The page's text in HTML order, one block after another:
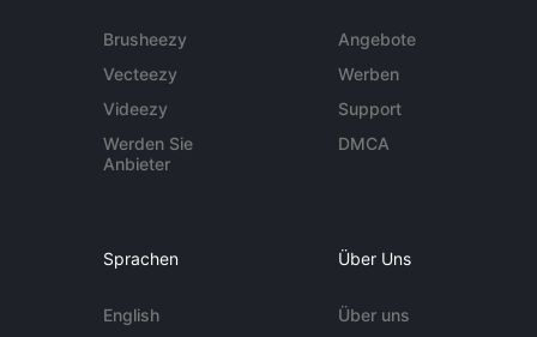
Brusheezy
Vecteezy
Videezy
Werden Sie
Anbieter
Angebote
Werben
Support
DMCA
Sprachen
English
Über Uns
Über uns